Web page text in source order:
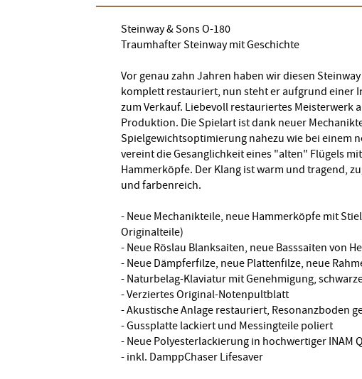
Steinway & Sons O-180
Traumhafter Steinway mit Geschichte
Vor genau zahn Jahren haben wir diesen Steinway
komplett restauriert, nun steht er aufgrund einer
zum Verkauf. Liebevoll restauriertes Meisterwerk
Produktion. Die Spielart ist dank neuer
Spielgewichtsoptimierung nahezu wie bei einem
vereint die Gesanglichkeit eines "alten" Flügels
Hammerköpfe. Der Klang ist warm und tragend,
und farbenreich.
- Neue Mechanikteile, neue Hammerköpfe mit
Originalteile)
- Neue Röslau Blanksaiten, neue Basssaiten von
- Neue Dämpferfilze, neue Plattenfilze, neue
- Naturbelag-Klaviatur mit Genehmigung,
- Verziertes Original-Notenpultblatt
- Akustische Anlage restauriert, Resonanzboden
- Gussplatte lackiert und Messingteile poliert
- Neue Polyesterlackierung in hochwertiger INAM
- inkl. DamppChaser Lifesaver